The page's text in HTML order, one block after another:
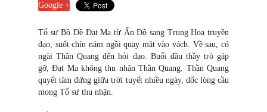
Google +
Tổ sư Bồ Đề Đạt Ma từ Ấn Độ sang Trung Hoa truyền
đạo, suốt chín năm ngồi quay mặt vào vách. Về sau, có
ngài Thần Quang đến hỏi đạo. Buổi đầu thầy trò gặp
gỡ, Đạt Ma không thu nhận Thần Quang. Thần Quang
quyết tâm đứng giữa trời tuyết nhiều ngày, dốc lòng cầu
mong Tổ sư thu nhận.